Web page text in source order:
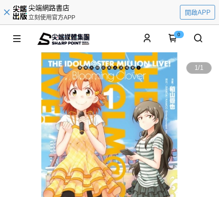
尖端網路書店
立刻使用官方APP
開啟APP
0
1/1